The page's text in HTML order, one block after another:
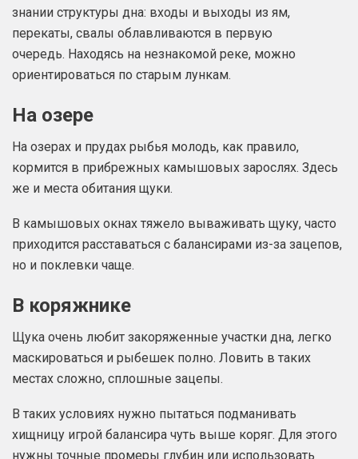
знании структуры дна: входы и выходы из ям,
перекаты, свалы облавливаются в первую
очередь. Находясь на незнакомой реке, можно
ориентироваться по старым лункам.
На озере
На озерах и прудах рыбья молодь, как правило,
кормится в прибрежных камышовых зарослях. Здесь
же и места обитания щуки.
В камышовых окнах тяжело вываживать щуку, часто
приходится расставаться с балансирами из-за зацепов,
но и поклевки чаще.
В коряжнике
Щука очень любит закоряженные участки дна, легко
маскироваться и рыбешек полно. Ловить в таких
местах сложно, сплошные зацепы.
В таких условиях нужно пытаться подманивать
хищницу игрой балансира чуть выше коряг. Для этого
нужны точные промеры глубин или использовать